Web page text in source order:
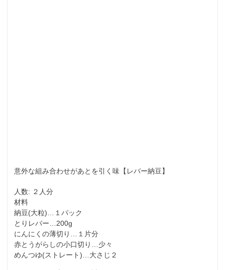
意外な組み合わせがあとを引く味【レバー納豆】
人数: ２人分
材料
納豆(大粒)…１パック
とりレバー…200g
にんにくの薄切り…１片分
赤とうがらしの小口切り…少々
めんつゆ(ストレート)…大さじ２